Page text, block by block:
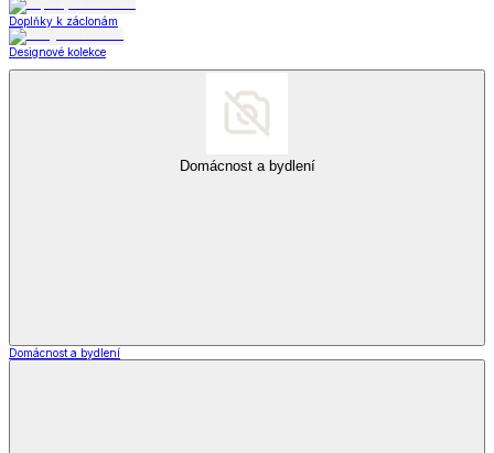
Doplňky k záclonám
Designové kolekce
Domácnost a bydlení
Domácnost a bydlení